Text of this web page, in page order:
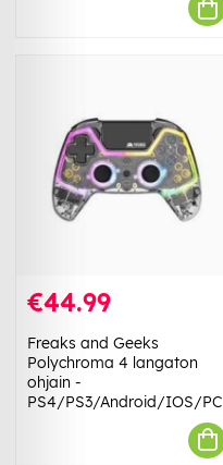
€44.99
Freaks and Geeks
Polychroma 4 langaton
ohjain -
PS4/PS3/Android/IOS/PC